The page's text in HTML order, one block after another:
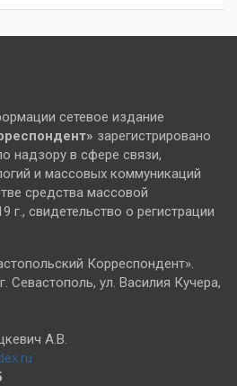
сетевое издание
зарегистрировано
надзору в сфере связи,
и массовых коммуникаций
средства массовой
г., свидетельство о регистрации
Корреспондент».
Севастополь, ул. Василия Кучера,
А.В.